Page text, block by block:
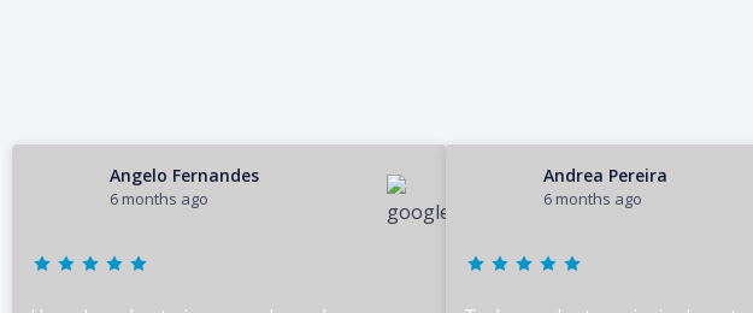
Angelo Fernandes
6 months ago
Andrea Pereira
6 months ago